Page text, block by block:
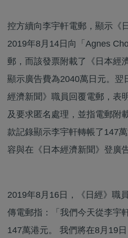
控方續向李宇軒電郵，顯示《
2019年8月14日向「Agnes
郵，而該發票附載了《日本經
顯示廣告費為2040萬日元。翌
經濟新聞》職員回覆電郵，表
及要求匿名處理，並指電郵附
款記錄顯示李宇軒轉帳了147
容與在《日本經濟新聞》登廣
2019年8月16日，《日經》職
傳電郵指：「我們今天從李宇
147萬港元。 我們將在8月19